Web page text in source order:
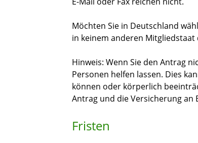
Möchten Sie in Deutschland
in keinem anderen
Hinweis: Wenn Sie den Antrag
Personen helfen lassen. Dies
können oder körperlich
Antrag und die Versicherung an
Fristen